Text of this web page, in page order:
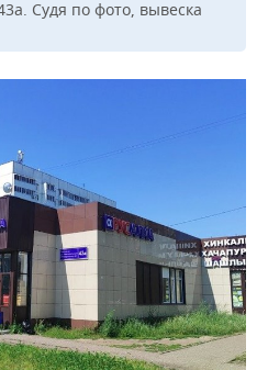
Судя по фото, вывеска